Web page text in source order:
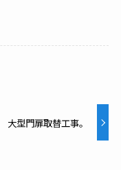
大型門扉取替工事。